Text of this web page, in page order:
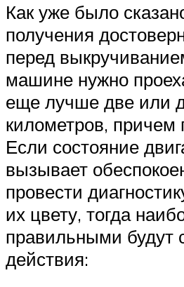
Как уже было
получения
перед
машине нужно
еще лучше две или
километров, причем
Если состояние
вызывает
провести
их цвету, тогда
правильными будут
действия: